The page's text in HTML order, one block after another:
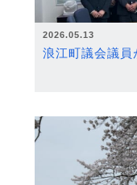
2026.05.13
浪江町議会議員